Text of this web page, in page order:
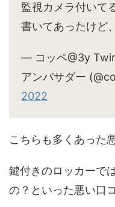
監視カメラ付いて
書いてあったけど
— コッペ@3y
アンバサダー
2022
こちらも多くあった
鍵付きのロッカーで
の？といった悪い口